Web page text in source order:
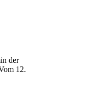
der
12.